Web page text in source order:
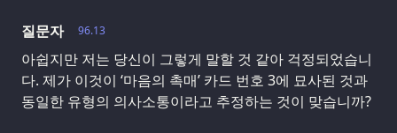
96.13
질문자
아쉽지만 저는 당신이 그렇게 말할 것 같아 걱정되었습니
다. 제가 이것이 ‘마음의 촉매’ 카드 번호 3에 묘사된 것과
동일한 유형의 의사소통이라고 추정하는 것이 맞습니까?